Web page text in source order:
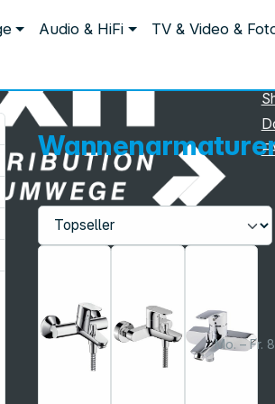
Mo. – Fr.
Audio & HiFi TV & Video &